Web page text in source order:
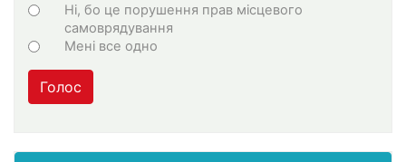
Ні, бо це порушення прав місцевого
самоврядування
Мені все одно
Голос